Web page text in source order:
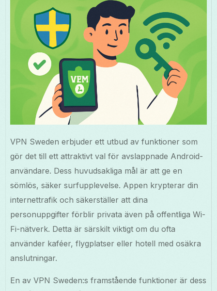
VPN Sweden erbjuder ett utbud av funktioner som
gör det till ett attraktivt val för avslappnade Android-
användare. Dess huvudsakliga mål är att ge en
sömlös, säker surfupplevelse. Appen krypterar din
internettrafik och säkerställer att dina
personuppgifter förblir privata även på offentliga Wi-
Fi-nätverk. Detta är särskilt viktigt om du ofta
använder kaféer, flygplatser eller hotell med osäkra
anslutningar.
En av VPN Sweden:s framstående funktioner är dess